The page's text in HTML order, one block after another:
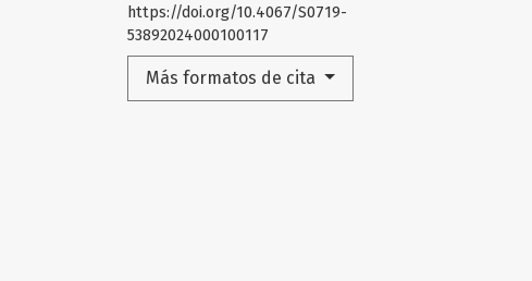
https://doi.org/10.4067/S0719-
53892024000100117
Más formatos de cita